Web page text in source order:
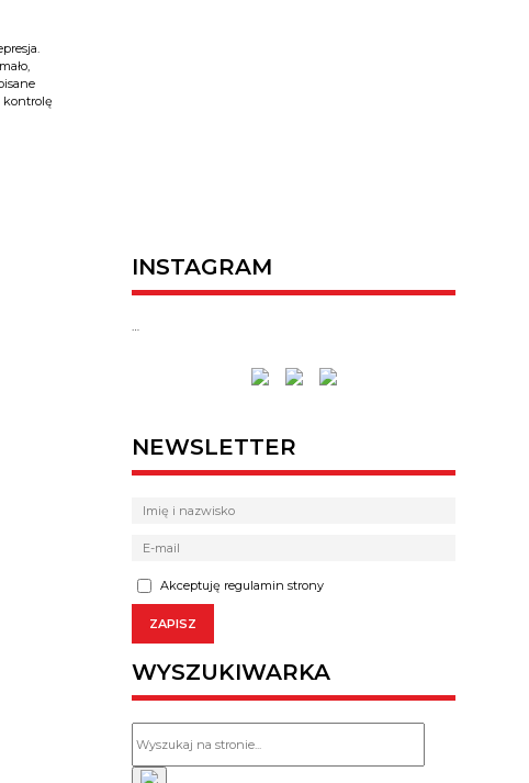
kontrolę
INSTAGRAM
NEWSLETTER
Akceptuję regulamin strony
WYSZUKIWARKA